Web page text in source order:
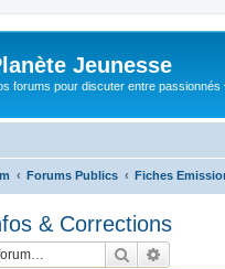
Jeunesse
forums pour discuter entre passionnés
Forums Publics Fiches
& Corrections
Rechercher